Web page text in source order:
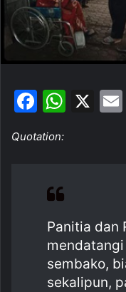
F
c
b
o
o
k
W
p
p
X
Quotation:
Panitia dan
sembako,
sekalipun,